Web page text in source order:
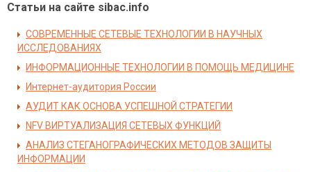
Статьи на сайте sibac.info
СОВРЕМЕННЫЕ СЕТЕВЫЕ ТЕХНОЛОГИИ В НАУЧНЫХ
ИССЛЕДОВАНИЯХ
ИНФОРМАЦИОННЫЕ ТЕХНОЛОГИИ В ПОМОЩЬ МЕДИЦИНЕ
Интернет-аудитория России
АУДИТ КАК ОСНОВА УСПЕШНОЙ СТРАТЕГИИ
NFV ВИРТУАЛИЗАЦИЯ СЕТЕВЫХ ФУНКЦИЙ
АНАЛИЗ СТЕГАНОГРАФИЧЕСКИХ МЕТОДОВ ЗАЩИТЫ
ИНФОРМАЦИИ